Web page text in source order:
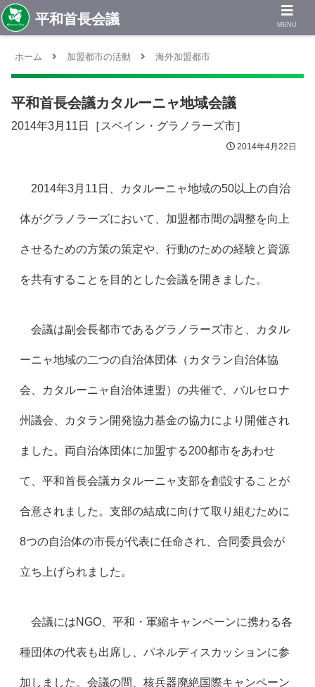
ホーム 加盟都市の活動 海外加盟都市
平和首長会議カタルーニャ地域会議
2014年3月11日［スペイン・グラノラーズ市］
2014年4月22日
2014年3月11日、カタルーニャ地域の50以上の自治
体がグラノラーズにおいて、加盟都市間の調整を向上
させるための方策の策定や、行動のための経験と資源
を共有することを目的とした会議を開きました。
会議は副会長都市であるグラノラーズ市と、カタル
ーニャ地域の二つの自治体団体（カタラン自治体協
会、カタルーニャ自治体連盟）の共催で、バルセロナ
州議会、カタラン開発協力基金の協力により開催され
ました。両自治体団体に加盟する200都市をあわせ
て、平和首長会議カタルーニャ支部を創設することが
合意されました。支部の結成に向けて取り組むために
8つの自治体の市長が代表に任命され、合同委員会が
立ち上げられました。
会議にはNGO、平和・軍縮キャンペーンに携わる各
種団体の代表も出席し、パネルディスカッションに参
加しました。会議の間、核兵器廃絶国際キャンペーン
MENU